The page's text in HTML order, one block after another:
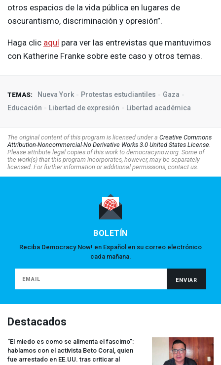
otros espacios de la vida pública en lugares de
oscurantismo, discriminación y opresión”.
Haga clic aquí para ver las entrevistas que mantuvimos
con Katherine Franke sobre este caso y otros temas.
TEMAS: Nueva York Protestas estudiantiles
Gaza
Educación
Libertad de expresión Libertad académica
The original content of this program is licensed under a Creative Commons
Attribution-Noncommercial-No Derivative Works 3.0 United States License.
Please attribute legal copies of this work to democracynow.org. Some of
the work(s) that this program incorporates, however, may be separately
licensed. For further information or additional permissions, contact us.
BOLETÍN
Reciba Democracy Now! en Español en su correo electrónico
cada mañana.
Destacados
“El miedo es como se alimenta el fascimo”:
hablamos con el activista Beto Coral, quien
fue arrestado en EE.UU. tras criticar al